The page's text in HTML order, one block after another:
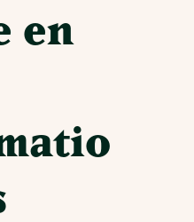
en